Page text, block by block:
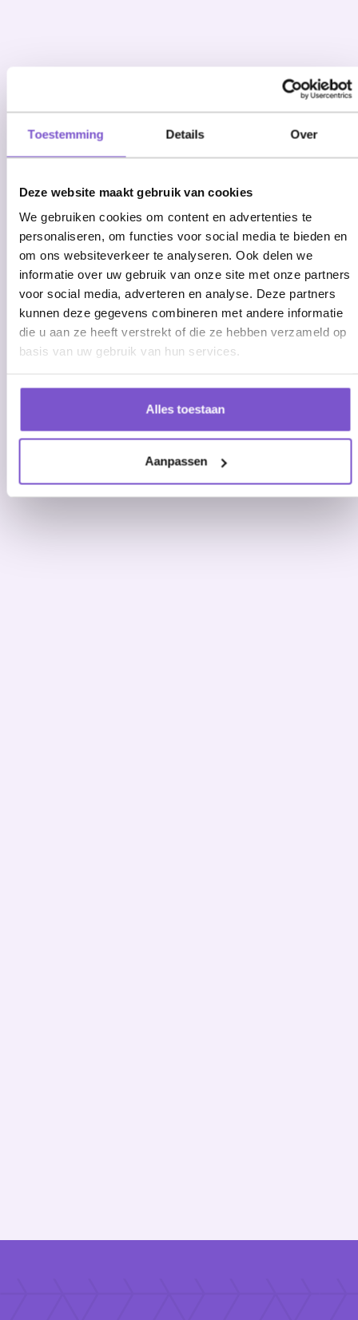
Toestemming Details Over
Deze website maakt gebruik van cookies
We gebruiken cookies om content en advertenties te
personaliseren, om functies voor social media te bieden en
om ons websiteverkeer te analyseren. Ook delen we
informatie over uw gebruik van onze site met onze partners
voor social media, adverteren en analyse. Deze partners
kunnen deze gegevens combineren met andere informatie
die u aan ze heeft verstrekt of die ze hebben verzameld op
basis van uw gebruik van hun services.
Alles toestaan
Aanpassen